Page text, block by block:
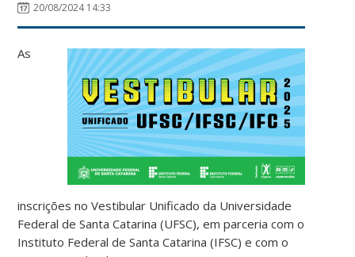
20/08/2024 14:33
As
inscrições no Vestibular Unificado da Universidade
Federal de Santa Catarina (UFSC), em parceria com o
Instituto Federal de Santa Catarina (IFSC) e com o